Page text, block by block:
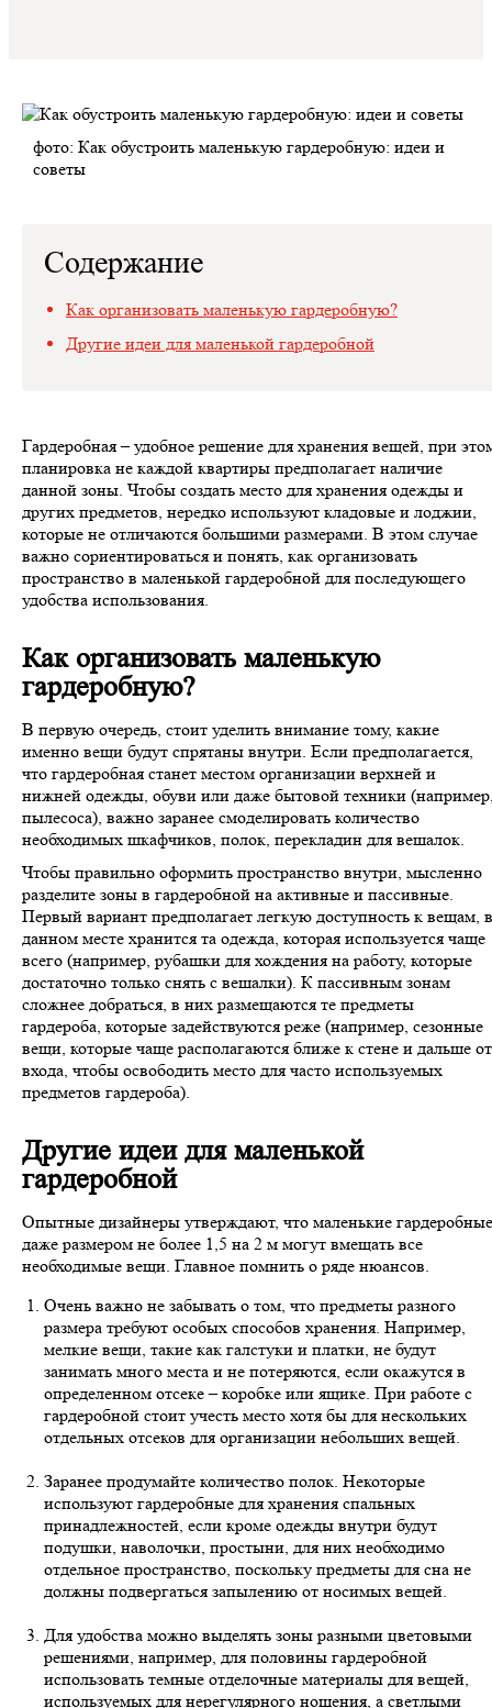
фото: Как обустроить маленькую гардеробную: идеи и
советы
Содержание
Как организовать маленькую гардеробную?
Другие идеи для маленькой гардеробной
Гардеробная – удобное решение для хранения вещей, при
планировка не каждой квартиры предполагает наличие
данной зоны. Чтобы создать место для хранения одежды и
других предметов, нередко используют кладовые и лоджии,
которые не отличаются большими размерами. В этом случае
важно сориентироваться и понять, как организовать
пространство в маленькой гардеробной для последующего
удобства использования.
Как организовать маленькую
гардеробную?
В первую очередь, стоит уделить внимание тому, какие
именно вещи будут спрятаны внутри. Если предполагается,
что гардеробная станет местом организации верхней и
нижней одежды, обуви или даже бытовой техники
пылесоса), важно заранее смоделировать количество
необходимых шкафчиков, полок, перекладин для вешалок.
Чтобы правильно оформить пространство внутри, мысленно
разделите зоны в гардеробной на активные и пассивные.
Первый вариант предполагает легкую доступность к вещам, в
данном месте хранится та одежда, которая используется чаще
всего (например, рубашки для хождения на работу, которые
достаточно только снять с вешалки). К пассивным зонам
сложнее добраться, в них размещаются те предметы
гардероба, которые задействуются реже (например, сезонные
вещи, которые чаще располагаются ближе к стене и дальше от
входа, чтобы освободить место для часто используемых
предметов гардероба).
Другие идеи для маленькой
гардеробной
Опытные дизайнеры утверждают, что маленькие гардеробные
даже размером не более 1,5 на 2 м могут вмещать все
необходимые вещи. Главное помнить о ряде нюансов.
Очень важно не забывать о том, что предметы разного
размера требуют особых способов хранения. Например,
мелкие вещи, такие как галстуки и платки, не будут
занимать много места и не потеряются, если окажутся в
определенном отсеке – коробке или ящике. При работе с
гардеробной стоит учесть место хотя бы для нескольких
отдельных отсеков для организации небольших вещей.
Заранее продумайте количество полок. Некоторые
используют гардеробные для хранения спальных
принадлежностей, если кроме одежды внутри будут
подушки, наволочки, простыни, для них необходимо
отдельное пространство, поскольку предметы для сна не
должны подвергаться запылению от носимых вещей.
Для удобства можно выделять зоны разными цветовыми
решениями, например, для половины гардеробной
использовать темные отделочные материалы для вещей,
используемых для нерегулярного ношения, а светлыми